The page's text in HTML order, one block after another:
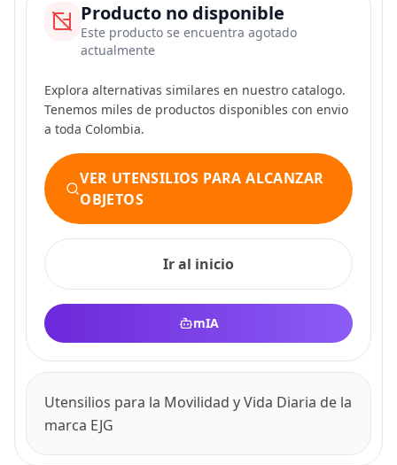
Producto no disponible
Este producto se encuentra agotado
actualmente
Explora alternativas similares en nuestro catalogo.
Tenemos miles de productos disponibles con envio
a toda Colombia.
VER UTENSILIOS PARA ALCANZAR
OBJETOS
Ir al inicio
mIA
Utensilios para la Movilidad y Vida Diaria de la
marca EJG